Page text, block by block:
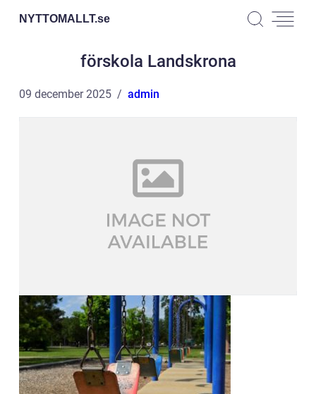
NYTTOMALLT.se
förskola Landskrona
09 december 2025 admin